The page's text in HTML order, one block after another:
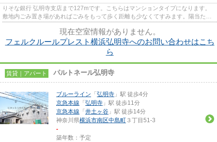
りそな銀行 弘明寺支店まで127mです。こちらはマンションタイプになります。
敷地内ごみ置き場があればごみをもって歩く距離も少なくてすみます。陽当たり
現在空室情報がありません。
フェルクルールプレスト横浜弘明寺へのお問い合わせはこち
ら
賃貸｜アパート パルトネール弘明寺
ブルーライン 「 弘明寺 」駅 徒歩4分
京急本線 「 弘明寺 」駅 徒歩11分
京急本線 「 井土ヶ谷 」駅 徒歩14分
神奈川県横浜市南区中島町 ３丁目51-3
-
築年数：予定